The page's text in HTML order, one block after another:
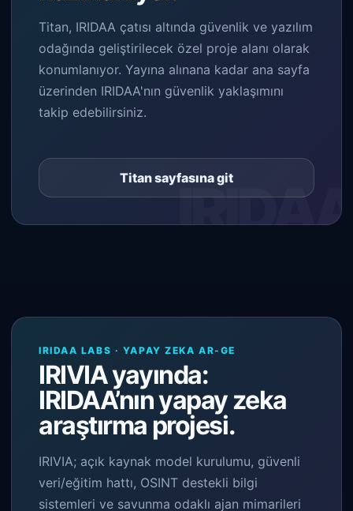
Titan, IRIDAA çatısı altında güvenlik ve yazılım
odağında geliştirilecek özel proje alanı olarak
konumlanıyor. Yayına alınana kadar ana sayfa
üzerinden IRIDAA'nın güvenlik yaklaşımını
takip edebilirsiniz.
Titan sayfasına git
IRIDAA LABS · YAPAY ZEKA AR-GE
IRIVIA yayında:
IRIDAA’nın yapay zeka
araştırma projesi.
IRIVIA; açık kaynak model kurulumu, güvenli
veri/eğitim hattı, OSINT destekli bilgi
sistemleri ve savunma odaklı ajan mimarileri